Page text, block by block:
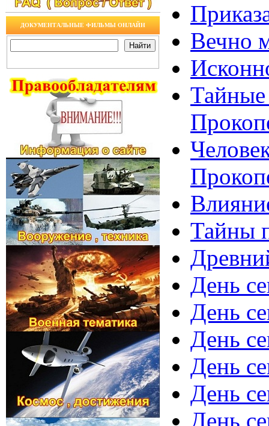
ДОКУМЕНТАЛЬНЫЕ ФИЛЬМЫ ОНЛАЙН
Вечно
Тайные
Тайны
День
День
День
День
День
День